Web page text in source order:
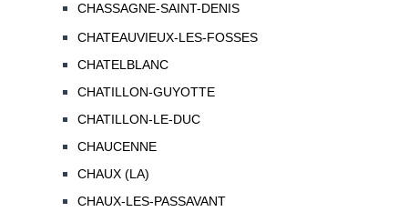
CHASSAGNE-SAINT-DENIS
CHATEAUVIEUX-LES-FOSSES
CHATELBLANC
CHATILLON-GUYOTTE
CHATILLON-LE-DUC
CHAUCENNE
CHAUX (LA)
CHAUX-LES-PASSAVANT